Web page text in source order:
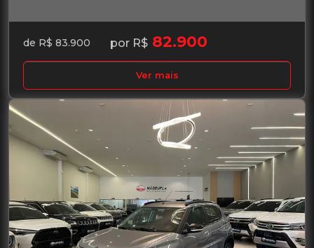
de R$ 83.900 por R$ 82.900
Ver mais